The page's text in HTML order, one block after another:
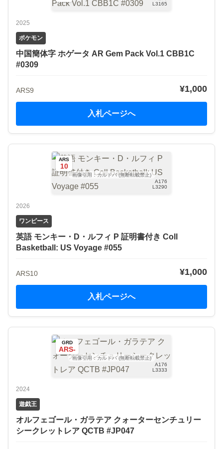
L3165
2025
ポケモン
中国簡体字 ホゲータ AR Gem Pack Vol.1 CBB1C
#0309
ARS9 ¥1,000
入札ページへ
ARS
10
A176
L3290
画像引用：カルドバ (無断転載禁止)
2026
ワンピース
英語 モンキー・D・ルフィ P 証明書付き Coll
Basketball: US Voyage #055
ARS10 ¥1,000
入札ページへ
GRD
ARS-
A176
L3333
画像引用：カルドバ (無断転載禁止)
2024
遊戯王
オルフェゴール・ガラテア クォーターセンチュリー
シークレットレア QCTB #JP047